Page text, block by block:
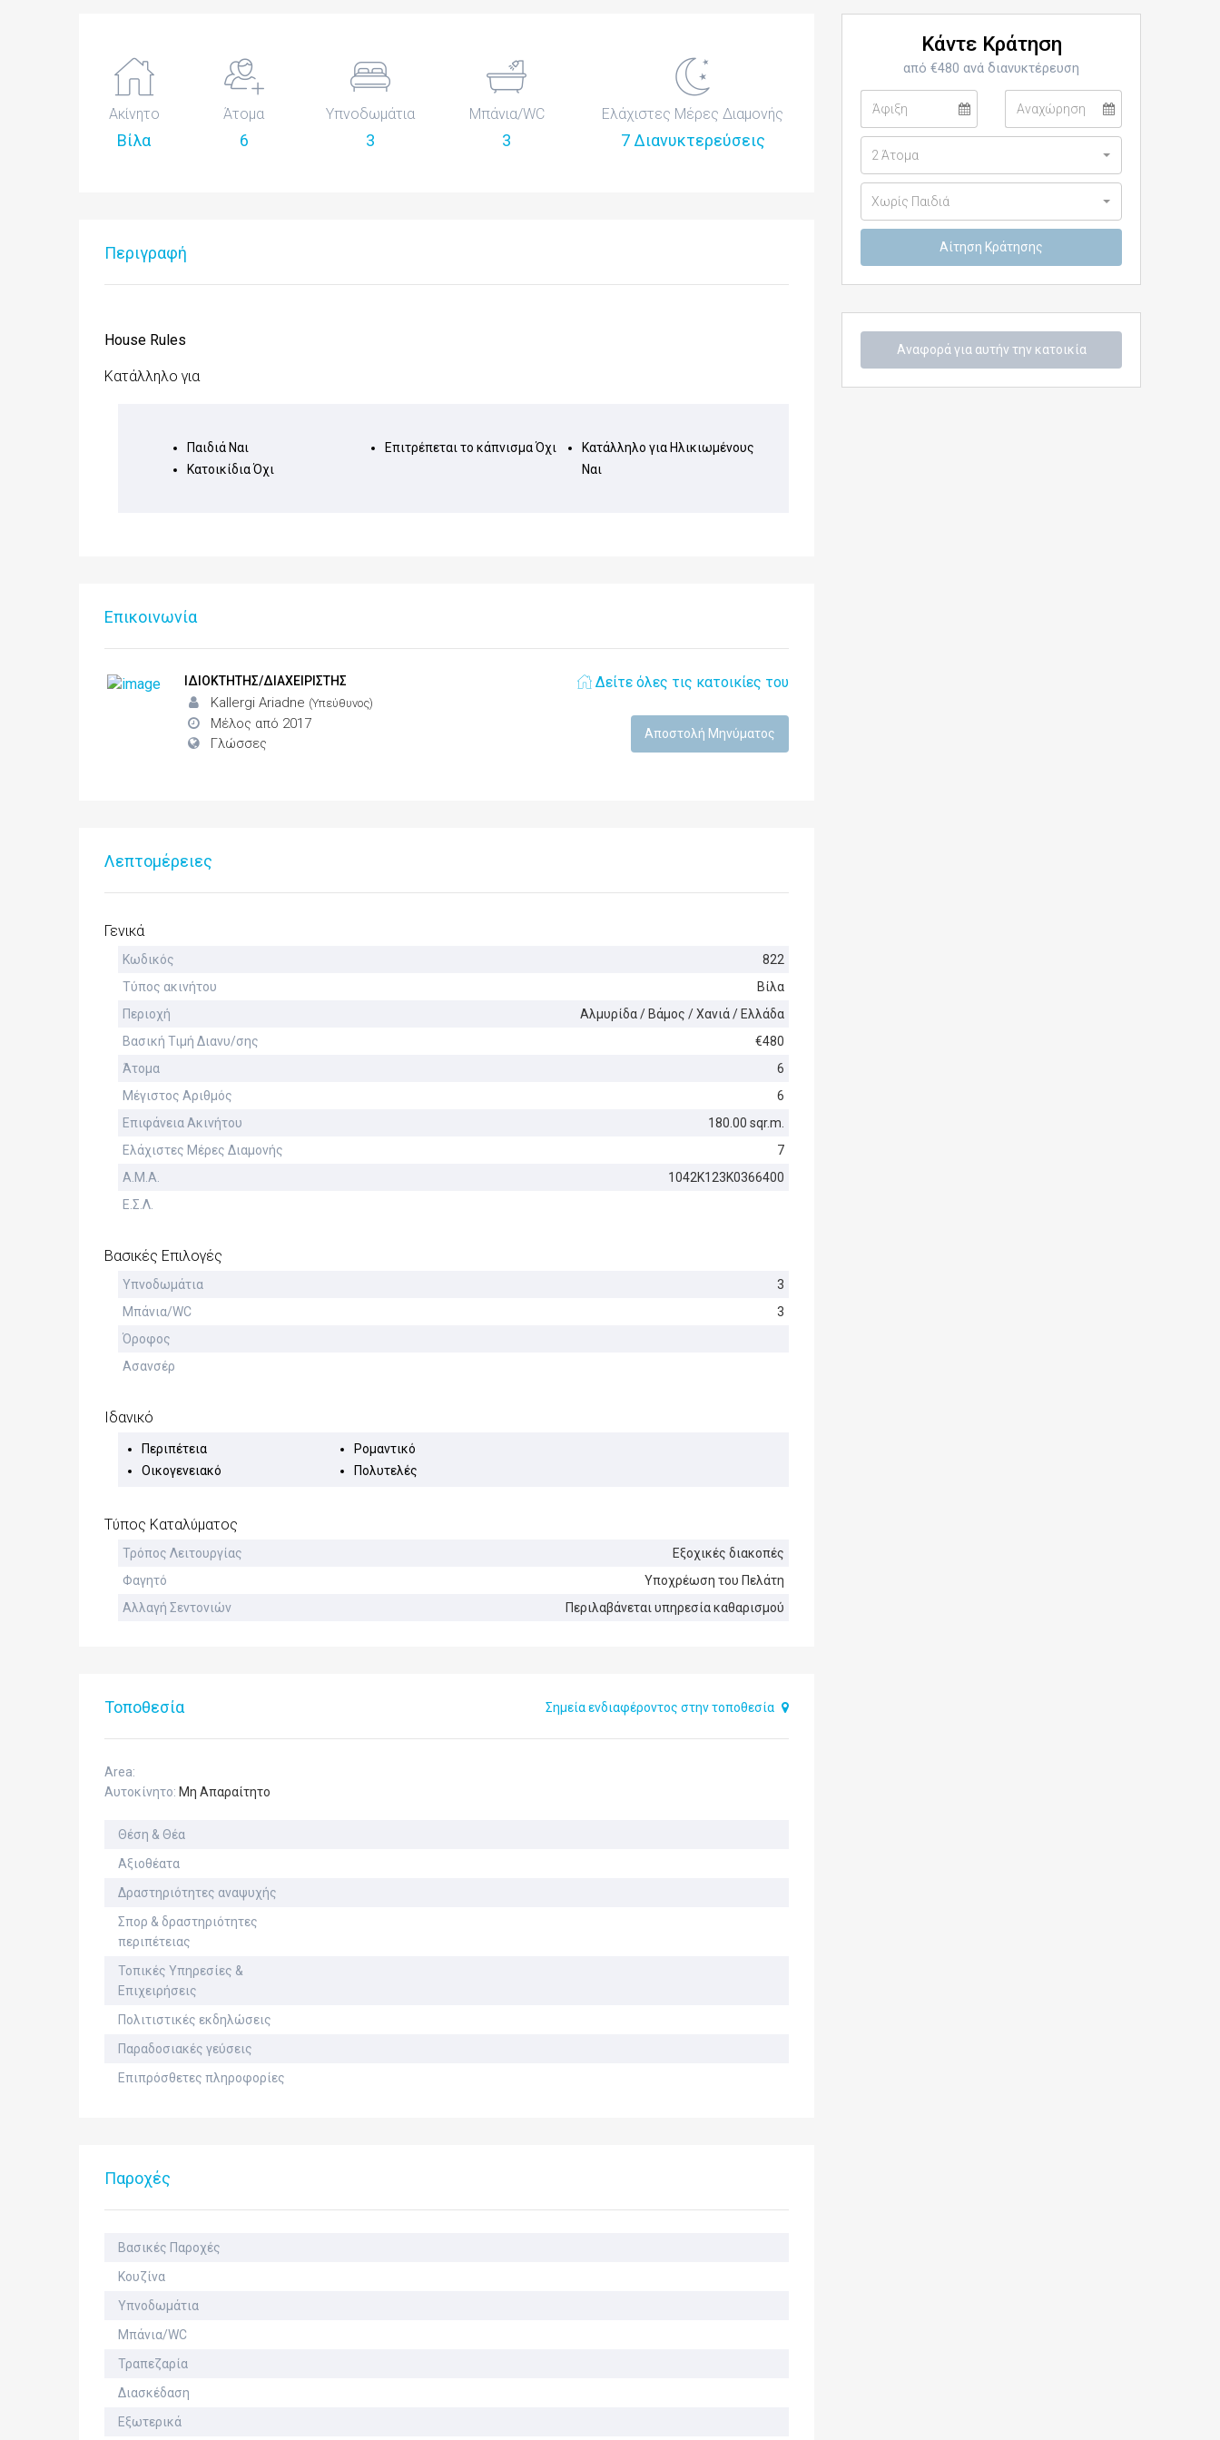
Ακίνητο
Βίλα
Άτομα
6
Υπνοδωμάτια
3
Μπάνια/WC
3
Ελάχιστες Μέρες Διαμονής
7 Διανυκτερεύσεις
Περιγραφή
House Rules
Κατάλληλο για
Παιδιά Ναι
ΚατοικίδιαΌχι
Επιτρέπεται το κάπνισμαΌχι
Κατάλληλο για Ηλικιωμένους
Ναι
Επικοινωνία
ΙΔΙΟΚΤΗΤΗΣ/ΔΙΑΧΕΙΡΙΣΤΗΣ
Kallergi Ariadne (Υπεύθυνος)
Μέλος από 2017
Γλώσσες
Δείτε όλες τις κατοικίες του
Αποστολή Μηνύματος
Λεπτομέρειες
Γενικά
Κωδικός
822
Τύπος ακινήτου
Βίλα
Περιοχή
Αλμυρίδα / Βάμος / Χανιά / Ελλάδα
Βασική Τιμή Διανυ/σης
€480
Άτομα
6
Μέγιστος Αριθμός
6
Επιφάνεια Ακινήτου
180.00 sqr.m.
Ελάχιστες Μέρες Διαμονής
7
Α.Μ.Α.
1042K123K0366400
Ε.Σ.Λ.
Βασικές Επιλογές
Υπνοδωμάτια
3
Μπάνια/WC
3
Όροφος
Ασανσέρ
Ιδανικό
Περιπέτεια
Οικογενειακό
Ρομαντικό
Πολυτελές
Τύπος Καταλύματος
Τρόπος Λειτουργίας
Εξοχικές διακοπές
Φαγητό
Υποχρέωση του Πελάτη
Αλλαγή Σεντονιών
Περιλαβάνεται υπηρεσία καθαρισμού
Τοποθεσία Σημεία ενδιαφέροντος στην τοποθεσία
Area:
Αυτοκίνητο: Μη Απαραίτητο
Θέση & Θέα
Αξιοθέατα
Δραστηριότητες αναψυχής
Σπορ & δραστηριότητες
περιπέτειας
Τοπικές Υπηρεσίες &
Επιχειρήσεις
Πολιτιστικές εκδηλώσεις
Παραδοσιακές γεύσεις
Επιπρόσθετες πληροφορίες
Παροχές
Βασικές Παροχές
Κουζίνα
Υπνοδωμάτια
Μπάνια/WC
Τραπεζαρία
Διασκέδαση
Εξωτερικά
Κάντε Κράτηση
από €480 ανά διανυκτέρευση
2 Άτομα
Χωρίς Παιδιά
Αναφορά για αυτήν την κατοικία